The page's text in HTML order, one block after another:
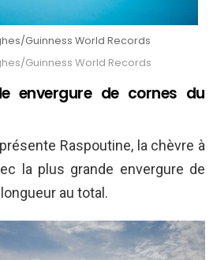
Guinness World Records
Guinness World Records
envergure de cornes du
Raspoutine, la chèvre à
la plus grande envergure de
au total.